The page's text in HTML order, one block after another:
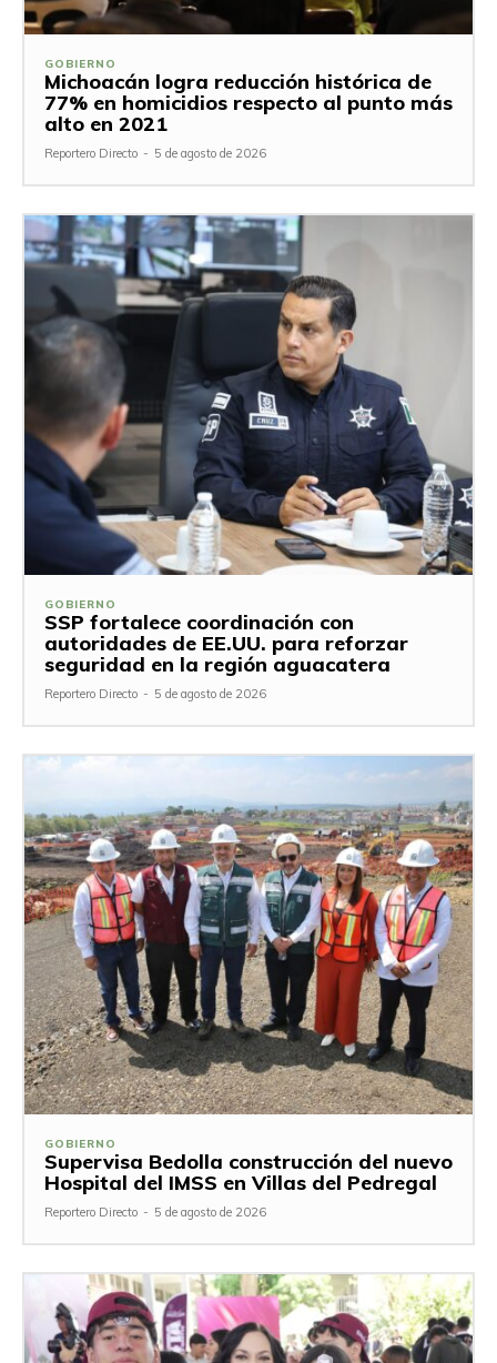
GOBIERNO
Michoacán logra reducción histórica de
77% en homicidios respecto al punto más
alto en 2021
Reportero Directo - 5 de agosto de 2026
GOBIERNO
SSP fortalece coordinación con
autoridades de EE.UU. para reforzar
seguridad en la región aguacatera
Reportero Directo - 5 de agosto de 2026
GOBIERNO
Supervisa Bedolla construcción del nuevo
Hospital del IMSS en Villas del Pedregal
Reportero Directo - 5 de agosto de 2026